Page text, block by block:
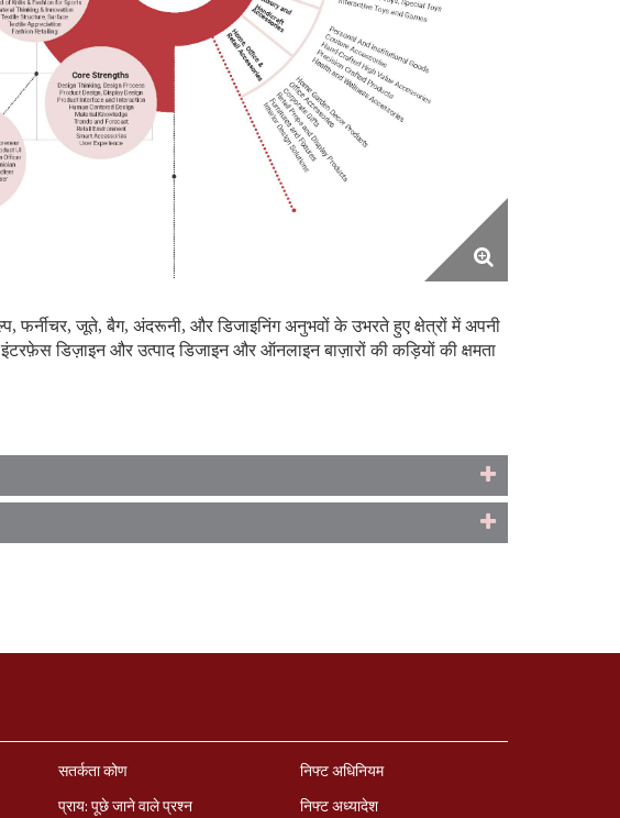
फर्नीचर, जूते, बैग, अंदरूनी, और डिजाइनिंग अनुभवों के उभरते हुए क्षेत्रों में अपनी
डिज़ाइन और उत्पाद डिजाइन और ऑनलाइन बाज़ारों की कड़ियों की क्षमता
सतर्कता कोण
प्राय: पूछे जाने वाले प्रश्‍न
निफ्ट अधिनियम
निफ्ट अध्‍यादेश